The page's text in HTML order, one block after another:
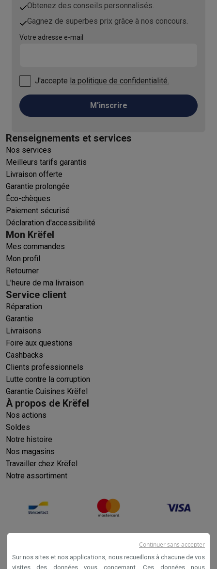
Obtenez des conseils personnalisés.
Gagnez de superbes prix grâce à nos concours.
Votre adresse e-mail
J'accepte la politique de confidentialité.
M'inscrire
Renseignements et services
Nos services
Meilleurs tarifs garantis
Livraison offerte
Garantie prolongée
Éco-chèques
Paiement sécurisé
Déclaration d'accessibilité
Mon Krëfel
Mes commandes
Mon profil
Retourner
L'heure de ma livraison
Service client
Réparation
Garantie
Livraisons
Foire aux questions
Cashbacks
Clients professionnels
Lutte contre la corruption
Garantie Cuisines Krëfel
À propos de Krëfel
Nos actions
Soldes
Notre histoire
Nos magasins
Travailler chez Krëfel
Notre assortiment
Sur nos sites et nos applications, nous recueillons à chacune de vos
visites des données vous concernant. Ces données nous
Continuer sans accepter